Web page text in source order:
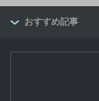
おすすめ記事